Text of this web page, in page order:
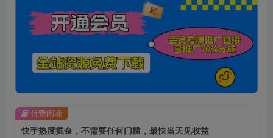
快手热度掘金，不需要任何门槛，最快当天见收益
付费阅读